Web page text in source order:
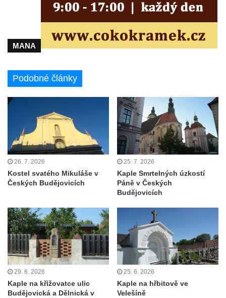
cestě na Křížovém vrchu ve Frýdlantu
Křížovém vrchu ve Frýdlantu
Poustevna na Křížové cestě na Křížovém
Kostel svatého Jakuba Většího v Sokolově
Kostel Nanebevzetí Panny Marie ve
Slunečné
Kostel Jména Panny Marie v Sepekově
Kostel svatých Petra a Pavla v Růžové
Kaple Stětí svatého Jana Křtitele v
Rumburku
Bývalá synagoga v Milevsku
Krásně
Kostel Božího Těla v Kraslicích
Kostel svaté Maří Magdalény v Karlových
Varech
Kaple Panny Marie pod hradem Přimda
Kaple Panny Marie v Kunčicích nad Labem
MANA
Podobné články
26. 7. 2026
Kostel svatého Mikuláše v
Českých Budějovicích
25. 7. 2026
Kaple Smrtelných úzkostí
Páně v Českých
Budějovicích
29. 6. 2026
Kaple na křižovatce ulic
Budějovická a Dělnická v
25. 6. 2026
Kaple na hřbitově ve
Velešíně